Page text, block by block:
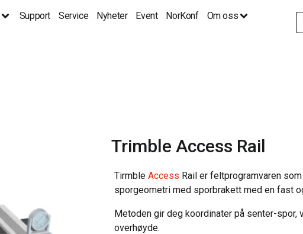
Support Service Nyheter Event NorKonf Om oss
Trimble Access Rail
Tirmble Access Rail er feltprogramvaren
sporgeometri med sporbrakett med en fast
Metoden gir deg koordinater på senter-
overhøyde.